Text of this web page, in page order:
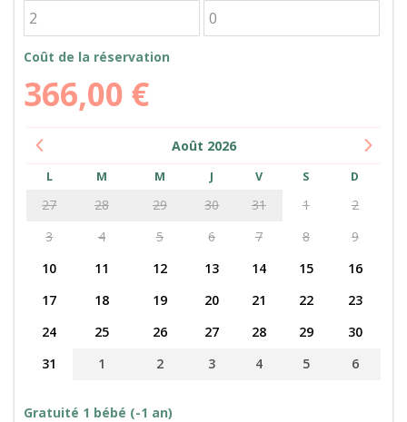
Coût de la réservation
366,00 €
Août 2026
L M M J V S D
27 28 29 30 31 1
2
3
4 5 6 7 8
9
10
11 12 13 14 15
16
17
18 19 20 21 22
23
24
25 26 27 28 29
30
31
1 2 3 4 5 6
Gratuité 1 bébé (-1 an)